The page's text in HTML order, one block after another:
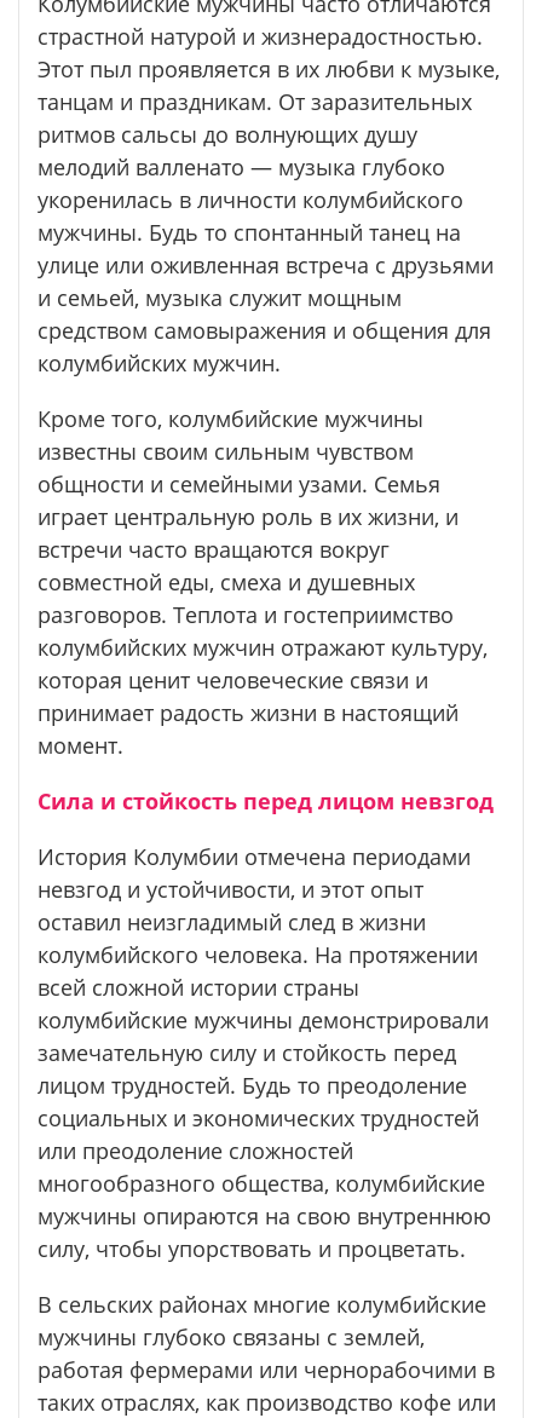
страстной натурой и жизнерадостностью.
Этот пыл проявляется в их любви к музыке,
танцам и праздникам. От заразительных
ритмов сальсы до волнующих душу
мелодий валленато — музыка глубоко
укоренилась в личности колумбийского
мужчины. Будь то спонтанный танец на
улице или оживленная встреча с друзьями
и семьей, музыка служит мощным
средством самовыражения и общения для
колумбийских мужчин.
Кроме того, колумбийские мужчины
известны своим сильным чувством
общности и семейными узами. Семья
играет центральную роль в их жизни, и
встречи часто вращаются вокруг
совместной еды, смеха и душевных
разговоров. Теплота и гостеприимство
колумбийских мужчин отражают культуру,
которая ценит человеческие связи и
принимает радость жизни в настоящий
момент.
Сила и стойкость перед лицом невзгод
История Колумбии отмечена периодами
невзгод и устойчивости, и этот опыт
оставил неизгладимый след в жизни
колумбийского человека. На протяжении
всей сложной истории страны
колумбийские мужчины демонстрировали
замечательную силу и стойкость перед
лицом трудностей. Будь то преодоление
социальных и экономических трудностей
или преодоление сложностей
многообразного общества, колумбийские
мужчины опираются на свою внутреннюю
силу, чтобы упорствовать и процветать.
В сельских районах многие колумбийские
мужчины глубоко связаны с землей,
работая фермерами или чернорабочими в
таких отраслях, как производство кофе или